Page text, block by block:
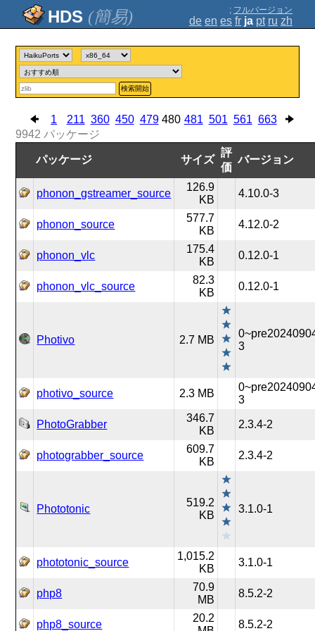
(簡易) ; フルバージョン
de en es fr ja pt ru zh
検索開始
1 211 360 450 479 480 481 501 561 663
9942 パッケージ
パッケージ サイズ
評
価
バージョン
phonon_gstreamer_source
126.9
KB
4.10.0-3
phonon_source
577.7
KB
4.12.0-2
phonon_vlc
175.4
KB
0.12.0-1
phonon_vlc_source
82.3
KB
0.12.0-1
Photivo 2.7 MB
3
photivo_source 2.3 MB
3
PhotoGrabber
346.7
KB
2.3.4-2
photograbber_source
609.7
KB
2.3.4-2
Phototonic
519.2
KB
3.1.0-1
phototonic_source
1,015.2
KB
3.1.0-1
php8
70.9
MB
8.5.2-2
php8_source
20.2
8.5.2-2